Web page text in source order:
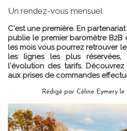
Un rendez-vous mensuel
C'est une première. En
publie le premier baromètre B2B
les mois vous pourrez retrouver
les lignes les plus
l'évolution des tarifs.
aux prises de commandes
Rédigé par Céline Eymery le